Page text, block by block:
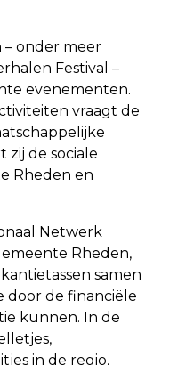
– onder meer
Festival –
evenementen.
vraagt de
de sociale
Rheden en
Netwerk
Rheden,
samen
door de financiële
kunnen. In de
in de regio,